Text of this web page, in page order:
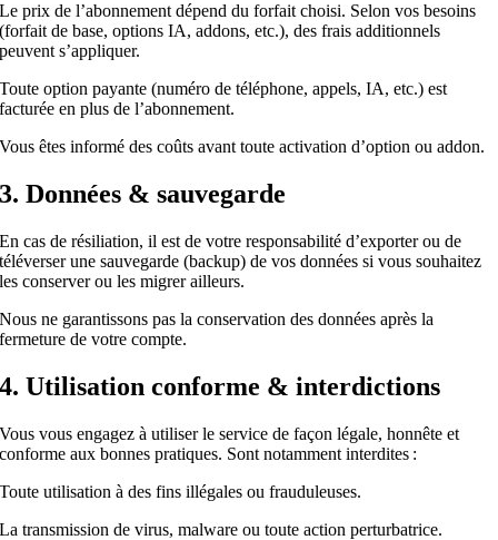
Le prix de l’abonnement dépend du forfait choisi. Selon vos besoins
(forfait de base, options IA, addons, etc.), des frais additionnels
peuvent s’appliquer.
Toute option payante (numéro de téléphone, appels, IA, etc.) est
facturée en plus de l’abonnement.
Vous êtes informé des coûts avant toute activation d’option ou addon.
3. Données & sauvegarde
En cas de résiliation, il est de votre responsabilité d’exporter ou de
téléverser une sauvegarde (backup) de vos données si vous souhaitez
les conserver ou les migrer ailleurs.
Nous ne garantissons pas la conservation des données après la
fermeture de votre compte.
4. Utilisation conforme & interdictions
Vous vous engagez à utiliser le service de façon légale, honnête et
conforme aux bonnes pratiques. Sont notamment interdites :
Toute utilisation à des fins illégales ou frauduleuses.
La transmission de virus, malware ou toute action perturbatrice.